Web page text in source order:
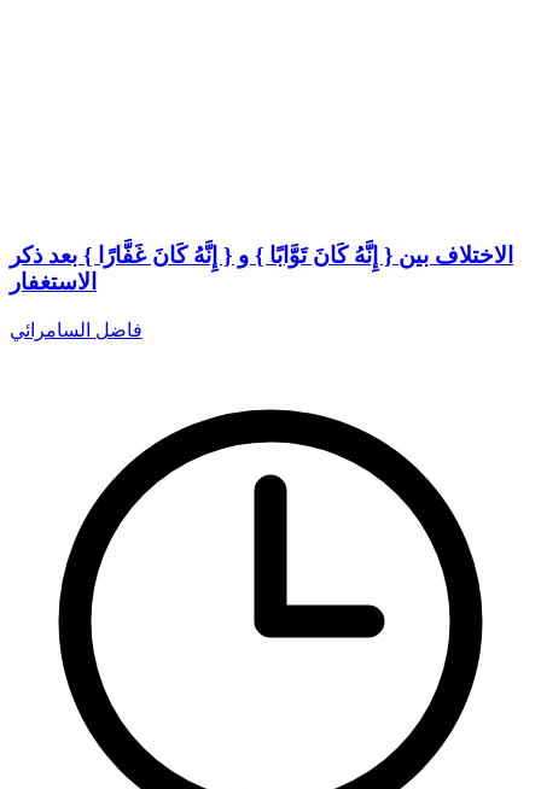
الاختلاف بين { إِنَّهُ كَانَ تَوَّابًا } و { إِنَّهُ كَانَ غَفَّارًا } بعد ذكر
الاستغفار
فاضل السامرائي